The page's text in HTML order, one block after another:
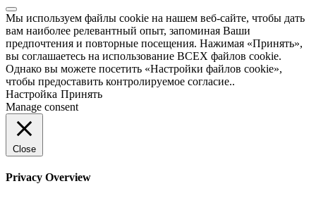
Мы используем файлы cookie на нашем веб-сайте, чтобы дать
вам наиболее релевантный опыт, запоминая Ваши
предпочтения и повторные посещения. Нажимая «Принять»,
вы соглашаетесь на использование ВСЕХ файлов cookie.
Однако вы можете посетить «Настройки файлов cookie»,
чтобы предоставить контролируемое согласие..
Настройка Принять
Manage consent
Close
Privacy Overview